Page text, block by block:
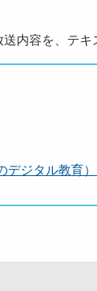
内容を、テキ
デジタル教育